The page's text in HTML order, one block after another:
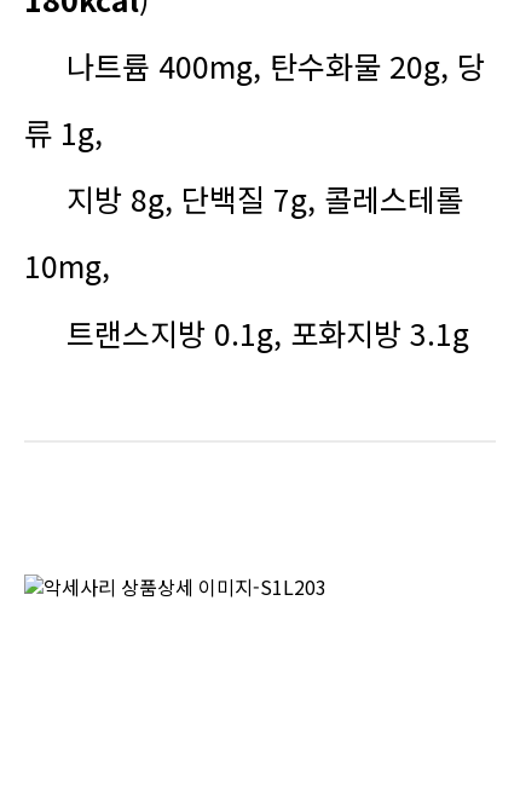
나트륨 400mg, 탄수화물 20g, 당
류 1g,
지방 8g, 단백질 7g, 콜레스테롤
10mg,
트랜스지방 0.1g, 포화지방 3.1g